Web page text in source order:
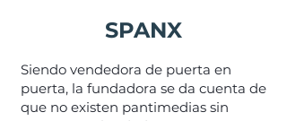
SPANX
Siendo vendedora de puerta en
puerta, la fundadora se da cuenta de
que no existen pantimedias sin